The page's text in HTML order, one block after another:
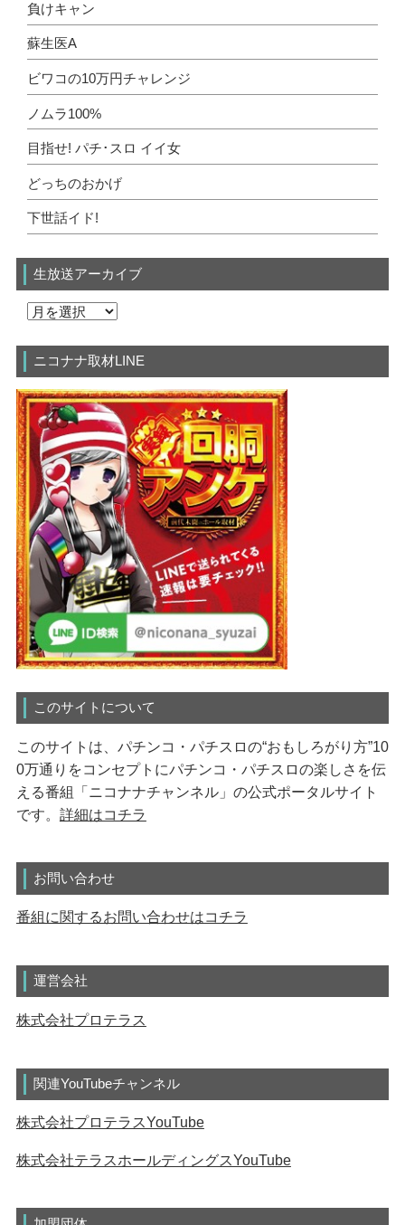
負けキャン
蘇生医A
ビワコの10万円チャレンジ
ノムラ100%
目指せ! パチ･スロ イイ女
どっちのおかげ
下世話イド!
生放送アーカイブ
ニコナナ取材LINE
このサイトについて
このサイトは、パチンコ・パチスロの“おもしろがり方”10
0万通りをコンセプトにパチンコ・パチスロの楽しさを伝
える番組「ニコナナチャンネル」の公式ポータルサイト
です。 詳細はコチラ
お問い合わせ
番組に関するお問い合わせはコチラ
運営会社
株式会社プロテラス
関連YouTubeチャンネル
株式会社プロテラスYouTube
株式会社テラスホールディングスYouTube